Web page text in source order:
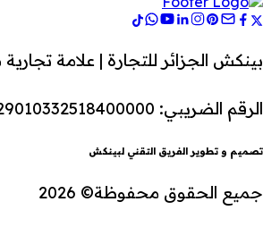
بينكش الجزائر للتجارة | علامة
الرقم الضريبي: 18629010332518400000
تصميم و تطوير الفريق التقني لبينكش
جميع الحقوق محفوظة© 2026